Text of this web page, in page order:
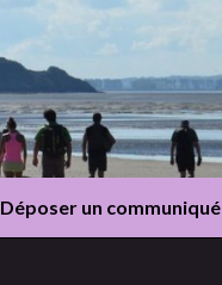
Déposer un communiqué